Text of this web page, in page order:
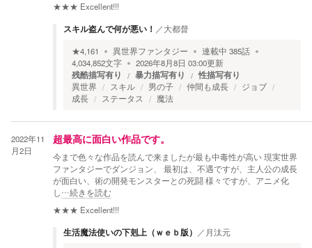
★★★ Excellent!!!
スキル盗んで何が悪い！ ／大都督
★4,161 異世界ファンタジー 連載中 385話
4,034,852文字 2026年8月8日 03:00更新
残酷描写有り 暴力描写有り 性描写有り
異世界 スキル 男の子 仲間も成長
ジョブ
成長
ステータス 魔法
2022年11
月2日
超最高に面白い作品です。
今まで色々な作品を読んで来ましたが最も中毒性が高い 現実世界
ファンタジーでダンジョン、 最初は、不遇ですが、主人公の成長
が面白い、術の開発モンスターとの死闘 様々ですが、アニメ化
し…続きを読む
★★★ Excellent!!!
生活魔法使いの下剋上（ｗｅｂ版） ／ 月汰元